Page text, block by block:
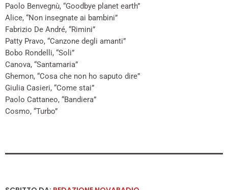
Paolo Benvegnù, “Goodbye planet earth”
Alice, “Non insegnate ai bambini”
Fabrizio De André, “Rimini”
Patty Pravo, “Canzone degli amanti”
Bobo Rondelli, “Soli”
Canova, “Santamaria”
Ghemon, “Cosa che non ho saputo dire”
Giulia Casieri, “Come stai”
Paolo Cattaneo, “Bandiera”
Cosmo, “Turbo”